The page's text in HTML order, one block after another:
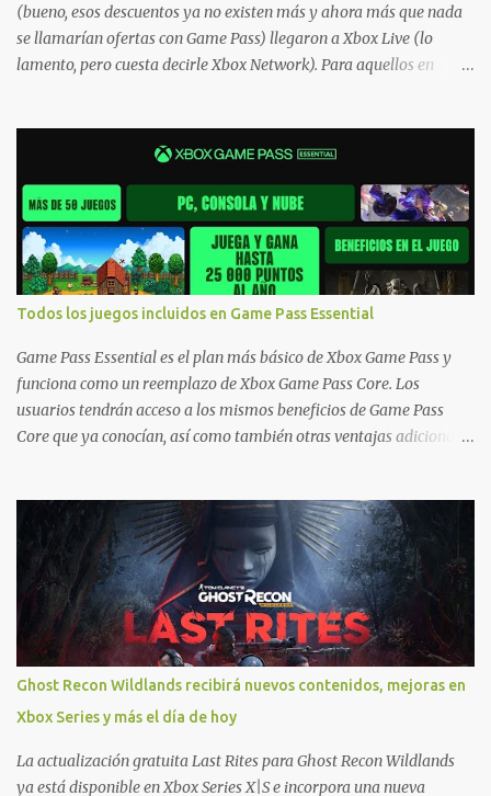
(bueno, esos descuentos ya no existen más y ahora más que nada
se llamarían ofertas con Game Pass) llegaron a Xbox Live (lo
lamento, pero cuesta decirle Xbox Network). Para aquellos en
jugarlos y mantener un progreso compartido en Windows PC y
Xbox, y tenemos un listado de juegos compatibles por acá . ¿Aún
necesitas una mano con las compras? Tenemos un tutorial extenso
o en vídeo para que se quiten todas las dudas generales de cómo
hacer compras en Xbox . Podes consultar un listado más completo
de promociones desde xbox.com. El post puede tener
actualizaciones regulares o cambios ante cualquier error. Ofertas
- Argentina Ofertas - Chile Ofertas - Colombia Ofertas - México
Ofertas - Estados Unidos Ofertas - España Todas las ofertas de
Xbox One también aplican a Xbox Series, a excepción de los jue...
Todos los juegos incluidos en Game Pass Essential
Game Pass Essential es el plan más básico de Xbox Game Pass y
funciona como un reemplazo de Xbox Game Pass Core. Los
usuarios tendrán acceso a los mismos beneficios de Game Pass
Core que ya conocían, así como también otras ventajas adicionales
que están en Xbox y PC, que van desde skins, desbloqueo de
personajes, paquetes de armas hasta emotes, monedas virtuales y
más para diferentes títulos. Todas estas ventajas se pueden
reclamar desde la sección de Game Pass o en tu aplicación de Xbox
yendo directamente a la pestaña de Game Pass. Essential también
ahora sumará el acceso a la Nube de Xbox, el cual nos permitite
jugar una pequeña porción de los juegos de la suscripción
mediante xCloud y más de 600 juegos compatibles si es que los
compramos previamente (con más títulos en camino a ser
compatibles con la función Transmite tu Propios Juegos). Pueden
leer más...
Ghost Recon Wildlands recibirá nuevos contenidos, mejoras en
Xbox Series y más el día de hoy
La actualización gratuita Last Rites para Ghost Recon Wildlands
ya está disponible en Xbox Series X|S e incorpora una nueva